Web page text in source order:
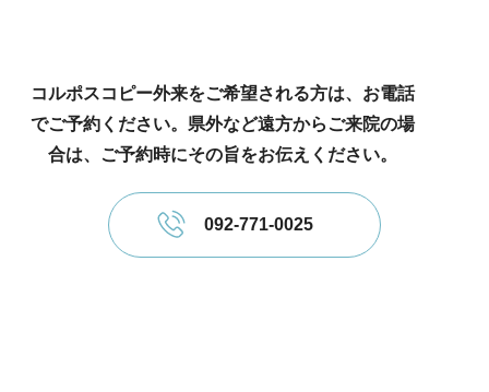
コルポスコピー外来をご希望される方は、お電話
でご予約ください。県外など遠方からご来院の場
合は、ご予約時にその旨をお伝えください。
092-771-0025